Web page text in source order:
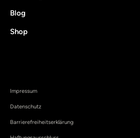
Blog
Shop
Impressum
Datenschutz
Barrierefreiheitserklärung